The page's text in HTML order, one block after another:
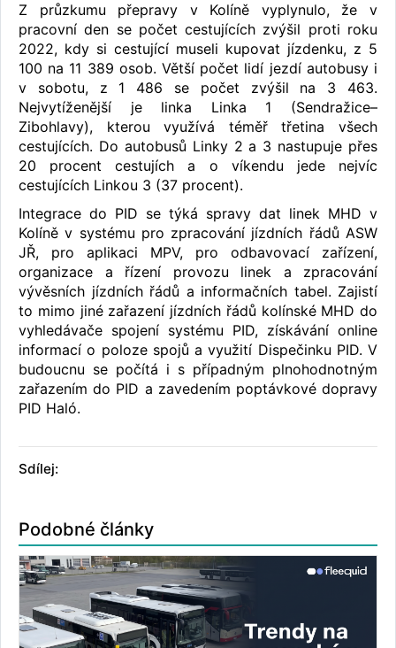
Z průzkumu přepravy v Kolíně vyplynulo, že v
pracovní den se počet cestujících zvýšil proti roku
2022, kdy si cestující museli kupovat jízdenku, z 5
100 na 11 389 osob. Větší počet lidí jezdí autobusy i
v sobotu, z 1 486 se počet zvýšil na 3 463.
Nejvytíženější je linka Linka 1 (Sendražice–
Zibohlavy), kterou využívá téměř třetina všech
cestujících. Do autobusů Linky 2 a 3 nastupuje přes
20 procent cestujích a o víkendu jede nejvíc
cestujících Linkou 3 (37 procent).
Integrace do PID se týká spravy dat linek MHD v
Kolíně v systému pro zpracování jízdních řádů ASW
JŘ, pro aplikaci MPV, pro odbavovací zařízení,
organizace a řízení provozu linek a zpracování
vývěsních jízdních řádů a informačních tabel. Zajistí
to mimo jiné zařazení jízdních řádů kolínské MHD do
vyhledávače spojení systému PID, získávání online
informací o poloze spojů a využití Dispečinku PID. V
budoucnu se počítá i s případným plnohodnotným
zařazením do PID a zavedením poptávkové dopravy
PID Haló.
Sdílej:
Podobné články